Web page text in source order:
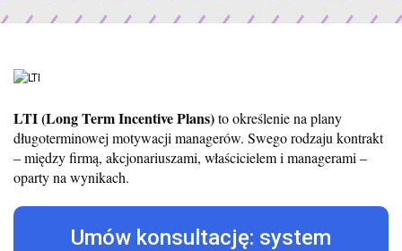
LTI (Long Term Incentive Plans)to określenie na plany
długoterminowej motywacji managerów. Swego rodzaju kontrakt
– między firmą, akcjonariuszami, właścicielem i managerami –
oparty na wynikach.
Umów konsultację: system